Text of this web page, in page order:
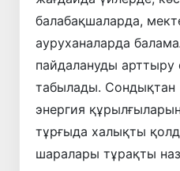
балабақшаларда,
ауруханаларда
пайдалануды арттыру
табылады. Сондықтан
энергия құрылғыларын
тұрғыда халықты
шаралары тұрақты